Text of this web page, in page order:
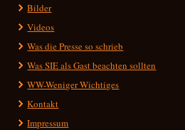
Bilder
Videos
Was die Presse so schrieb
Was SIE als Gast beachten sollten
WW-Weniger Wichtiges
Kontakt
Impressum